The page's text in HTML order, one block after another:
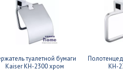
туалетной бумаги
Kaiser KH-2300 хром
KH-